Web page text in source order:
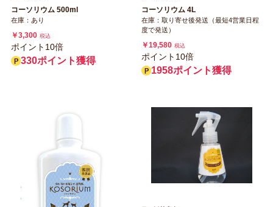
コーソリウム 500ml
在庫：あり
￥3,300 税込
ポイント10倍
330ポイント獲得
コーソリウム 4L
在庫：取り寄せ後発送（最短4営業日程
度で発送）
￥19,580 税込
ポイント10倍
1958ポイント獲得